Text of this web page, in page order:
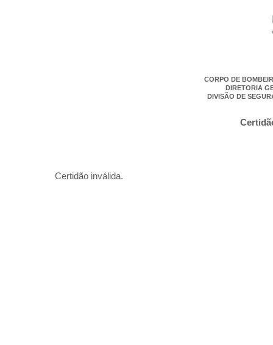
CORPO DE
DIRETORIA
DIVISÃO DE
Certidão inválida.